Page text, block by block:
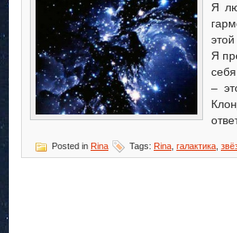
Я
Я
–
Posted in Rina Tags: Rina галактика